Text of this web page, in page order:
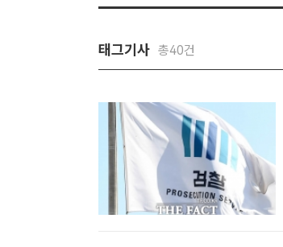
태그기사 총40건